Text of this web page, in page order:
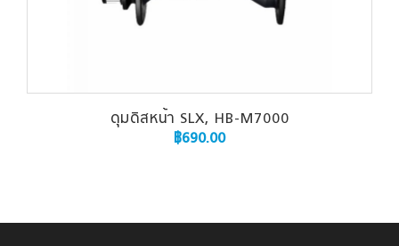
ดุมดิสหน้า SLX, HB-M7000
฿690.00